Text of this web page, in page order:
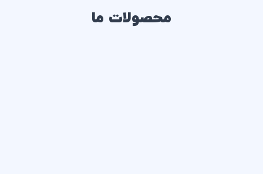
محصولات ما